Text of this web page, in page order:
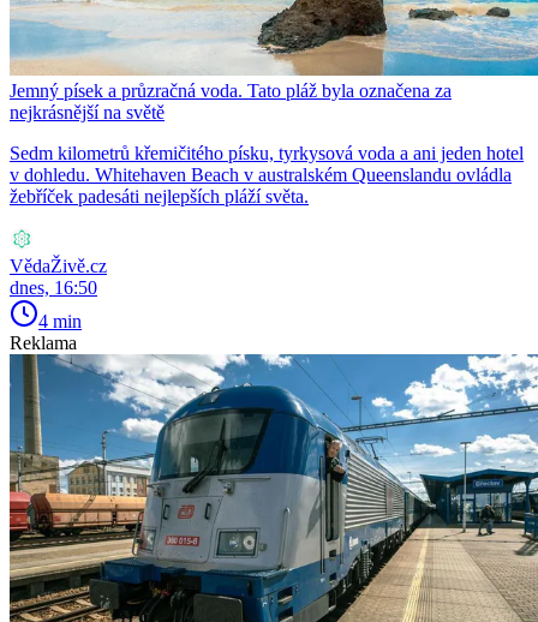
Jemný písek a průzračná voda. Tato pláž byla označena za
nejkrásnější na světě
Sedm kilometrů křemičitého písku, tyrkysová voda a ani jeden hotel
v dohledu. Whitehaven Beach v australském Queenslandu ovládla
žebříček padesáti nejlepších pláží světa.
VědaŽivě.cz
dnes, 16:50
4 min
Reklama